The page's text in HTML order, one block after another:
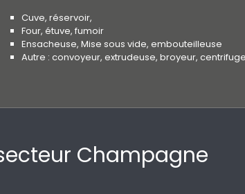
Cuve, réservoir,
Four, étuve, fumoir
Ensacheuse, Mise sous vide, embouteilleuse
Autre : convoyeur, extrudeuse, broyeur,
Champagne